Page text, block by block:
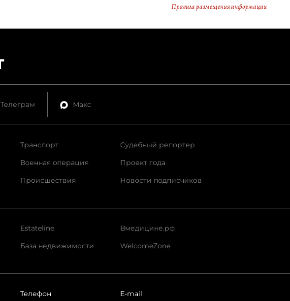
Правила размещения информации
Телеграм Макс
Транспорт
Военная операция
Происшествия
Судебный репортер
Проект года
Новости подписчиков
Estateline
База недвижимости
Вмедицине.рф
WelcomeZone
Телефон
E-mail